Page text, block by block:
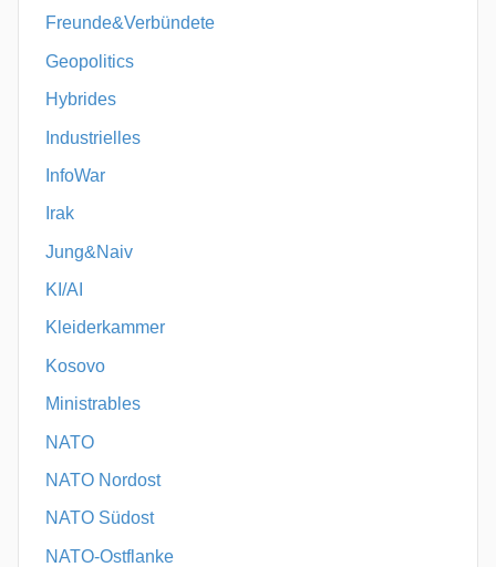
Freunde&Verbündete
Geopolitics
Hybrides
Industrielles
InfoWar
Irak
Jung&Naiv
KI/AI
Kleiderkammer
Kosovo
Ministrables
NATO
NATO Nordost
NATO Südost
NATO-Ostflanke